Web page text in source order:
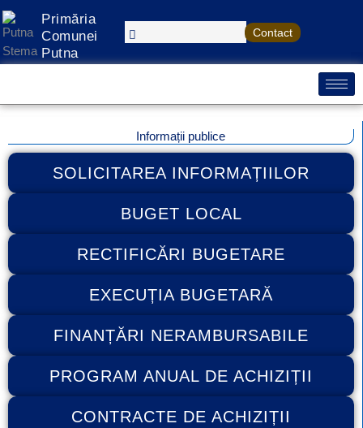
Treci
la
conținut
Primăria
Comunei
Putna
Contact
Informații publice
SOLICITAREA INFORMAȚIILOR
BUGET LOCAL
RECTIFICĂRI BUGETARE
EXECUȚIA BUGETARĂ
FINANȚĂRI NERAMBURSABILE
PROGRAM ANUAL DE ACHIZIȚII
CONTRACTE DE ACHIZIȚII